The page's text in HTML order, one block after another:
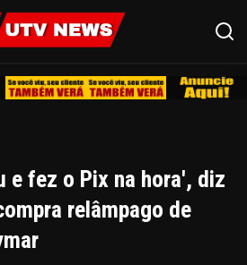
e fez o Pix na hora', diz
relâmpago de